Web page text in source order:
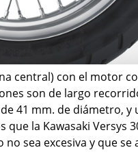
central) con el motor
son de largo
41 mm. de diámetro,
la Kawasaki Versys
sea excesiva y que